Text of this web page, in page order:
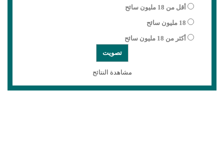
أقل من 18 مليون سائح
18 مليون سائح
أكثر من 18 مليون سائح
مشاهدة النتائج